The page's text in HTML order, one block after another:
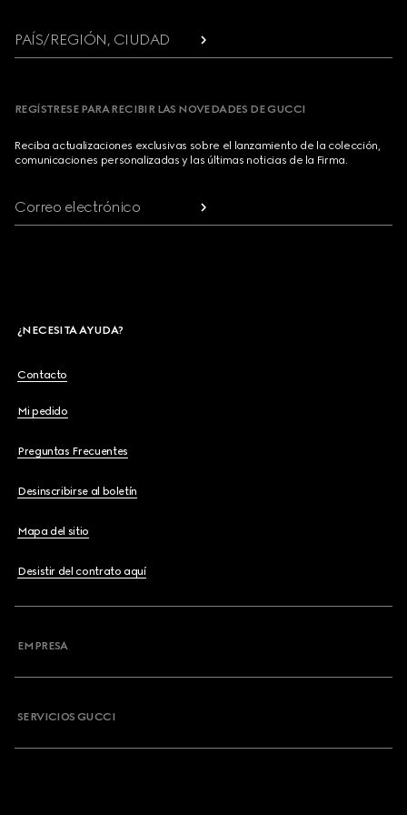
PAÍS/REGIÓN, CIUDAD
REGÍSTRESE PARA RECIBIR LAS NOVEDADES DE GUCCI
Reciba actualizaciones exclusivas sobre el lanzamiento de la colección,
comunicaciones personalizadas y las últimas noticias de la Firma.
Correo electrónico
¿NECESITA AYUDA?
Contacto
Mi pedido
Preguntas Frecuentes
Desinscribirse al boletín
Mapa del sitio
Desistir del contrato aquí
EMPRESA
SERVICIOS GUCCI